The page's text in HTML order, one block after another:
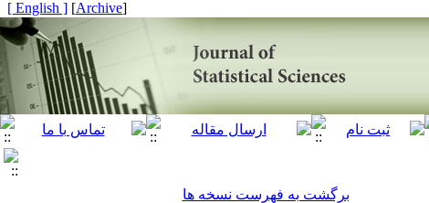
[
Archive
]
[ English ]
برگشت به فهرست نسخه ها